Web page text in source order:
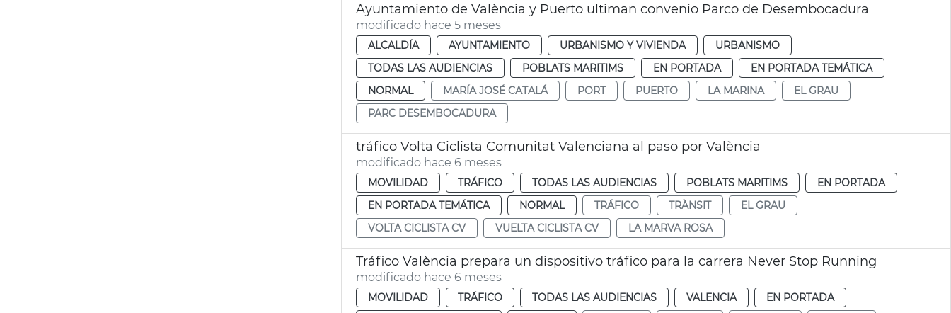
Ayuntamiento de València y Puerto ultiman convenio Parco de Desembocadura
modificado hace 5 meses
ALCALDÍA AYUNTAMIENTO URBANISMO Y VIVIENDA
URBANISMO
TODAS LAS AUDIENCIAS
POBLATS MARITIMS EN PORTADA
EN PORTADA TEMÁTICA
NORMAL
MARÍA JOSÉ CATALÁ PORT PUERTO LA MARINA
EL GRAU
PARC DESEMBOCADURA
tráfico Volta Ciclista Comunitat Valenciana al paso por València
modificado hace 6 meses
MOVILIDAD TRÁFICO TODAS LAS AUDIENCIAS POBLATS MARITIMS
EN PORTADA
EN PORTADA TEMÁTICA
NORMAL TRÁFICO TRÀNSIT
EL GRAU
VOLTA CICLISTA CV
VUELTA CICLISTA CV LA MARVA ROSA
Tráfico València prepara un dispositivo tráfico para la carrera Never Stop Running
modificado hace 6 meses
MOVILIDAD TRÁFICO TODAS LAS AUDIENCIAS VALENCIA
EN PORTADA